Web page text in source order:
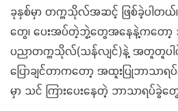
ခုနှစ်မှာ တက္ကသိုလ်အဆင့် ဖြစ်ခဲ့ပါတယ်
တွေ၊ ပေးအပ်တဲ့ဘွဲ့တွေအနေနဲ့ကတော့
ပညာတက္ကသိုလ်(သန်လျင်)နဲ့ အတူတူပါ
ပြောချင်တာကတော့ အထူးပြုဘာသာ
မှာ သင် ကြားပေးနေတဲ့ ဘာသာရပ်ခွဲတွေ